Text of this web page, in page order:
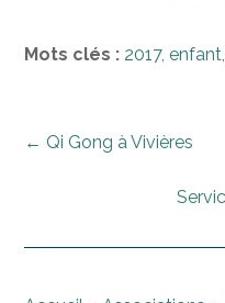
Mots clés : 2017,enfant
← Qi Gong à Vivières